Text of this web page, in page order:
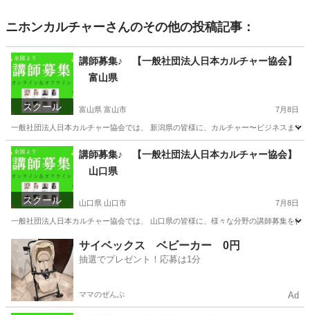
ニホンカルチャーさんのその他の投稿記事：
スクール
講師募集♪ 【一般社団法人日本カルチャー協会】
富山県
富山県 富山市 7月8日
一般社団法人日本カルチャー協会では、 新潟県の皆様に、カルチャー〜ビジネスま
富山 富山市 ものづくり
スクール
講師募集♪ 【一般社団法人日本カルチャー協会】
山口県
山口県 山口市 7月8日
一般社団法人日本カルチャー協会では、 山口県の皆様に、様々な分野の講師募集を
山口 山口市 資格
サイベックス ベビーカー 0円
抽選でプレゼント！応募は1分
ママのぜんぶ Ad